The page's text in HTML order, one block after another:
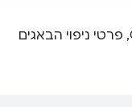
לחלופין, אם אתם משתמשים ב-Cargo, פרטי ניפוי הבאגים